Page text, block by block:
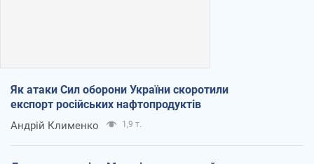
Як атаки Сил оборони України скоротили
експорт російських нафтопродуктів
Андрій Клименко 1,9 т.